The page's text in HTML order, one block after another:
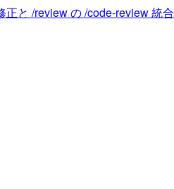
と /review の /code-review 統合